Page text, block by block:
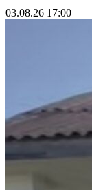
03.08.26 17:00